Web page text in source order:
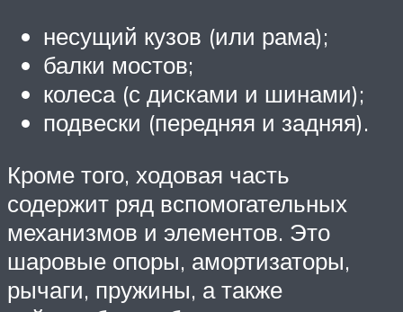
несущий кузов (или рама);
балки мостов;
колеса (с дисками и шинами);
подвески (передняя и задняя).
Кроме того, ходовая часть
содержит ряд вспомогательных
механизмов и элементов. Это
шаровые опоры, амортизаторы,
рычаги, пружины, а также